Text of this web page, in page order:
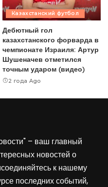
Казахстанский футбол
Дебютный гол
казахстанского форварда в
чемпионате Израиля: Артур
Шушеначев отметился
точным ударом (видео)
2 года Ago
– ваш главный
новостей о
к нашему
последних событий,